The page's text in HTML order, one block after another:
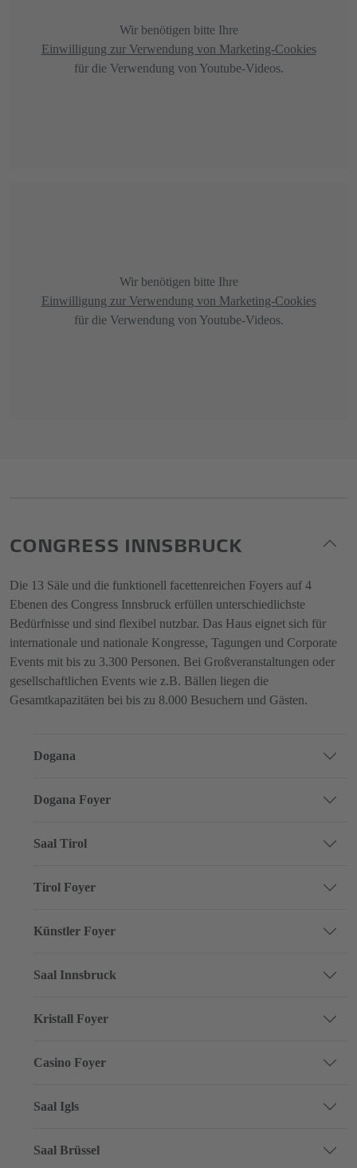
Wir benötigen bitte Ihre
Einwilligung zur Verwendung von Marketing-Cookies
für die Verwendung von Youtube-Videos.
Wir benötigen bitte Ihre
Einwilligung zur Verwendung von Marketing-Cookies
für die Verwendung von Youtube-Videos.
CONGRESS INNSBRUCK
Die 13 Säle und die funktionell facettenreichen Foyers auf 4
Ebenen des Congress Innsbruck erfüllen unterschiedlichste
Bedürfnisse und sind flexibel nutzbar. Das Haus eignet sich für
internationale und nationale Kongresse, Tagungen und Corporate
Events mit bis zu 3.300 Personen. Bei Großveranstaltungen oder
gesellschaftlichen Events wie z.B. Bällen liegen die
Gesamtkapazitäten bei bis zu 8.000 Besuchern und Gästen.
Dogana
Dogana Foyer
Saal Tirol
Tirol Foyer
Künstler Foyer
Saal Innsbruck
Kristall Foyer
Casino Foyer
Saal Igls
Saal Brüssel